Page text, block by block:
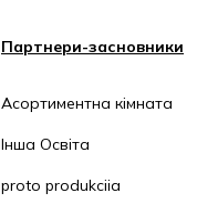
Партнери-засновники
Асортиментна кімната
Інша Освіта
proto produkciia